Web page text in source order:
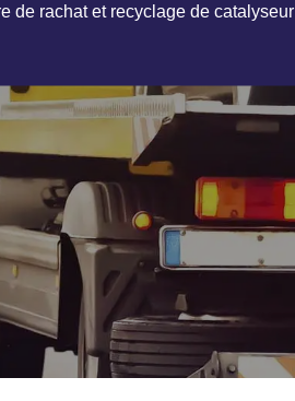
de rachat et recyclage de catalyseur